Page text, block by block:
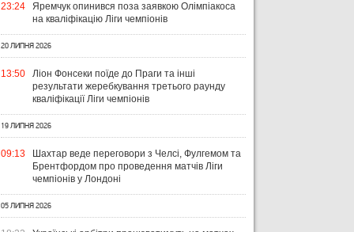
УКРАЇНА
23:24
Яремчук опинився поза заявкою Олімпіакоса
на кваліфікацію Ліги чемпіонів
20 ЛИПНЯ 2026
13:50
Ліон Фонсеки поїде до Праги та інші
результати жеребкування третього раунду
кваліфікації Ліги чемпіонів
19 ЛИПНЯ 2026
09:13
Шахтар веде переговори з Челсі, Фулгемом та
Брентфордом про проведення матчів Ліги
чемпіонів у Лондоні
05 ЛИПНЯ 2026